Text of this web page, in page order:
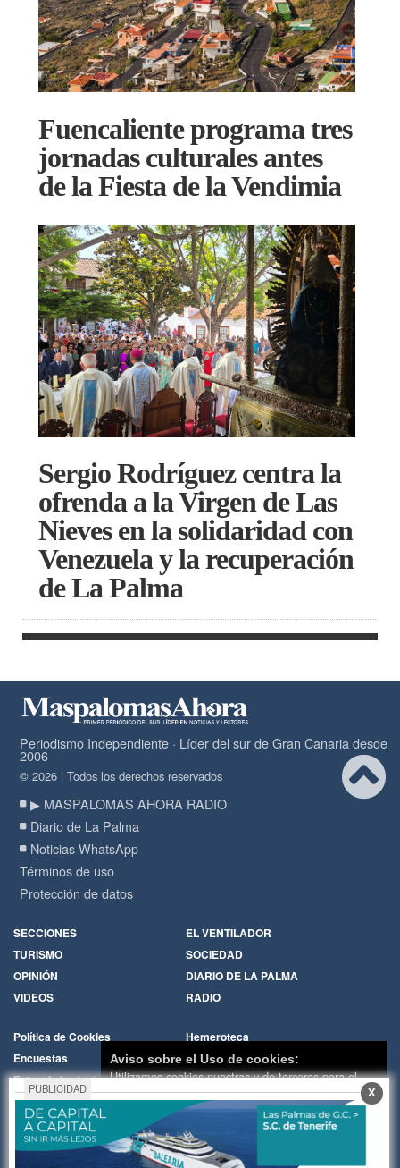
Fuencaliente programa tres
jornadas culturales antes
de la Fiesta de la Vendimia
Sergio Rodríguez centra la
ofrenda a la Virgen de Las
Nieves en la solidaridad con
Venezuela y la recuperación
de La Palma
Periodismo Independiente · Líder del sur de Gran Canaria desde
2006
© 2026 | Todos los derechos reservados
▶ MASPALOMAS AHORA RADIO
Diario de La Palma
Noticias WhatsApp
Términos de uso
Protección de datos
SECCIONES
EL VENTILADOR
TURISMO
SOCIEDAD
OPINIÓN
DIARIO DE LA PALMA
VIDEOS
RADIO
Política de Cookies
Hemeroteca
Encuestas
Cartas de los lectores
Fotos de los lectores
Galerías de imágenes
Temas de actualidad
Principios Editoriales
Nosotros
Contacto
Whatsapp
PUBLICIDAD X
Aviso sobre el Uso de cookies:
Utilizamos cookies nuestras y de terceros para el
funcionamiento del digital. Puedes consultar la lista
de cookies y como desconectarlas.Ver nuestra
Política de Privacidad y Cookies